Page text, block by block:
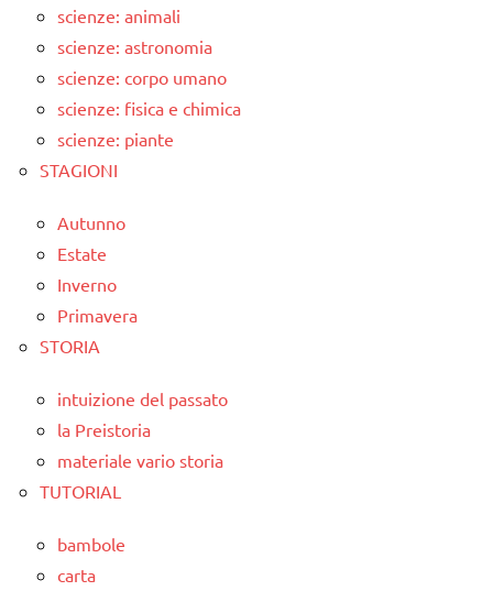
scienze: animali
scienze: astronomia
scienze: corpo umano
scienze: fisica e chimica
scienze: piante
STAGIONI
Autunno
Estate
Inverno
Primavera
STORIA
intuizione del passato
la Preistoria
materiale vario storia
TUTORIAL
bambole
carta